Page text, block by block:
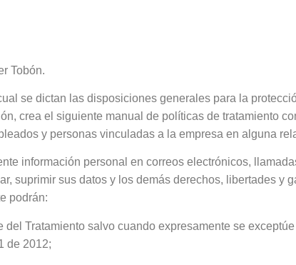
Tobón.
se dictan las disposiciones generales para la
crea el siguiente manual de políticas de tratamiento
y personas vinculadas a la empresa en alguna
información personal en correos electrónicos,
suprimir sus datos y los demás derechos, libertades y
podrán:
Tratamiento salvo cuando expresamente se
de 2012;